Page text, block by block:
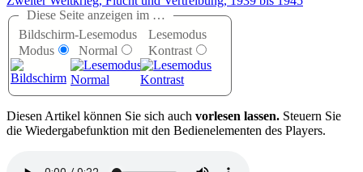
Diese Seite anzeigen im …
Bildschirm-
Modus
Lesemodus
Normal
Lesemodus
Kontrast
Diesen Artikel können Sie sich auch vorlesen lassen. Steuern Sie
die Wiedergabefunktion mit den Bedienelementen des Players.